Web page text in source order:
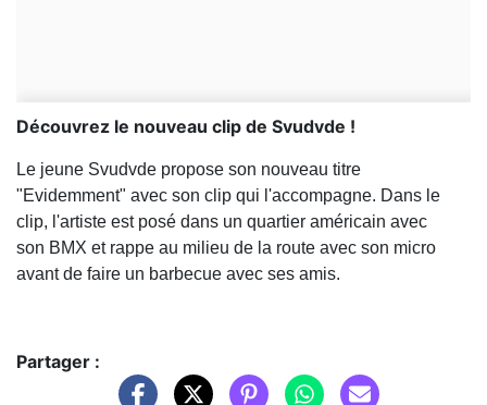
Découvrez le nouveau clip de Svudvde !
Le jeune Svudvde propose son nouveau titre
"Evidemment" avec son clip qui l'accompagne. Dans le
clip, l'artiste est posé dans un quartier américain avec
son BMX et rappe au milieu de la route avec son micro
avant de faire un barbecue avec ses amis.
Partager :